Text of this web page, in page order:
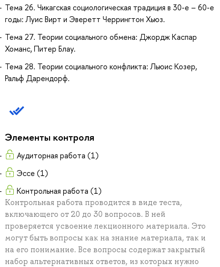
Тема 26. Чикагская социологическая традиция в 30-е – 60-е
годы: Луис Вирт и Эверетт Черрингтон Хьюз.
Тема 27. Теории социального обмена: Джордж Каспар
Хоманс, Питер Блау.
Тема 28. Теории социального конфликта: Льюис Козер,
Ральф Дарендорф.
Элементы контроля
Аудиторная работа (1)
Эссе (1)
Контрольная работа (1)
Контрольная работа проводится в виде теста,
включающего от 20 до 30 вопросов. В ней
проверяется усвоение лекционного материала. Это
могут быть вопросы как на знание материала, так и
на его понимание. Все вопросы содержат закрытый
набор альтернативных ответов, из которых нужно